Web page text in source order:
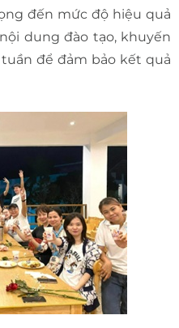
đến mức độ hiệu quả
dung đào tạo, khuyến
để đảm bảo kết quả